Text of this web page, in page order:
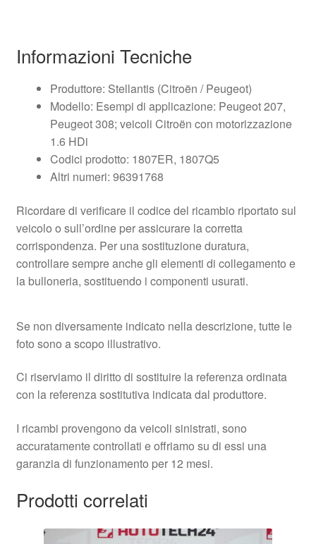
Informazioni Tecniche
Produttore: Stellantis (Citroën / Peugeot)
Modello: Esempi di applicazione: Peugeot 207,
Peugeot 308; veicoli Citroën con motorizzazione
1.6 HDi
Codici prodotto: 1807ER, 1807Q5
Altri numeri: 96391768
Ricordare di verificare il codice del ricambio riportato sul
veicolo o sull’ordine per assicurare la corretta
corrispondenza. Per una sostituzione duratura,
controllare sempre anche gli elementi di collegamento e
la bulloneria, sostituendo i componenti usurati.
Se non diversamente indicato nella descrizione, tutte le
foto sono a scopo illustrativo.
Ci riserviamo il diritto di sostituire la referenza ordinata
con la referenza sostitutiva indicata dal produttore.
I ricambi provengono da veicoli sinistrati, sono
accuratamente controllati e offriamo su di essi una
garanzia di funzionamento per 12 mesi.
Prodotti correlati